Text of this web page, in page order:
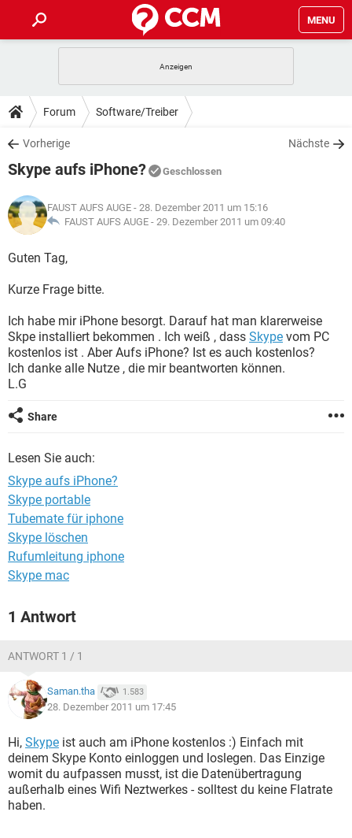
MENU
ANDROID IOS
WINDOWS 10
WHATSAPP TIKTOK
FACEBOOK
TIPPS & TRICKS
SPIELE
WHATSAPP TIKTOK
FACEBOOK
DOWNLOADS
SPIELE STREAMING
ANDROID
WINDOWS 10 INSTAGRAM
WHATSAPP
FORUM
SPIELE STREAMING
ANDROID
WINDOWS 10
WHATSAPP
FACEBOOK HARDWARE
LEXIKON
SPIELE
WHATSAPP TIKTOK
FACEBOOK HARDWARE
Forum Software/Treiber
Vorherige Nächste
Skype aufs iPhone? Geschlossen
FAUST AUFS AUGE - 28. Dezember 2011 um 15:16
FAUST AUFS AUGE - 29. Dezember 2011 um 09:40
Guten Tag,
Kurze Frage bitte.
Ich habe mir iPhone besorgt. Darauf hat man klarerweise
Skpe installiert bekommen . Ich weiß , dass Skype vom PC
kostenlos ist . Aber Aufs iPhone? Ist es auch kostenlos?
Ich danke alle Nutze , die mir beantworten können.
L.G
Share
Lesen Sie auch:
Skype aufs iPhone?
Skype portable
Tubemate für iphone
Skype löschen
Rufumleitung iphone
Skype mac
1 Antwort
ANTWORT 1 / 1
Saman.tha 1.583
28. Dezember 2011 um 17:45
Hi, Skype ist auch am iPhone kostenlos :) Einfach mit
deinem Skype Konto einloggen und loslegen. Das Einzige
womit du aufpassen musst, ist die Datenübertragung
außerhalb eines Wifi Neztwerkes - solltest du keine Flatrate
haben.